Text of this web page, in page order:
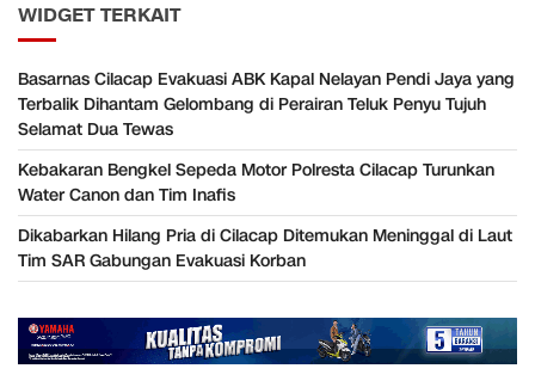
WIDGET TERKAIT
Basarnas Cilacap Evakuasi ABK Kapal Nelayan Pendi Jaya yang
Terbalik Dihantam Gelombang di Perairan Teluk Penyu Tujuh
Selamat Dua Tewas
Kebakaran Bengkel Sepeda Motor Polresta Cilacap Turunkan
Water Canon dan Tim Inafis
Dikabarkan Hilang Pria di Cilacap Ditemukan Meninggal di Laut
Tim SAR Gabungan Evakuasi Korban